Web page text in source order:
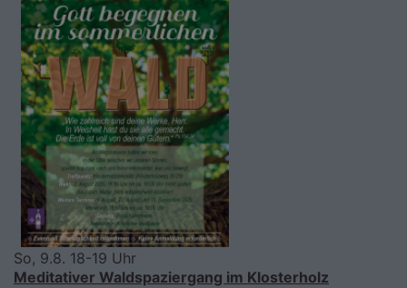
So, 9.8. 18-19 Uhr
Meditativer Waldspaziergang im Klosterholz